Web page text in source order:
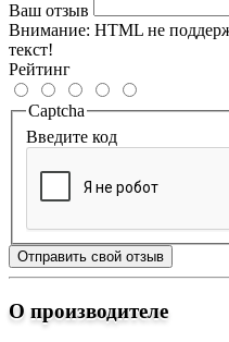
Ваш отзыв
Внимание: HTML не
текст!
Рейтинг
Captcha
Введите код
Отправить свой отзыв
О производителе